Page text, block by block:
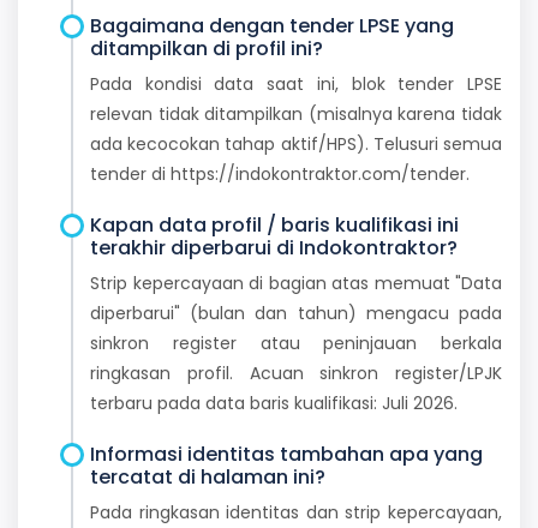
Bagaimana dengan tender LPSE yang
ditampilkan di profil ini?
Pada kondisi data saat ini, blok tender LPSE
relevan tidak ditampilkan (misalnya karena tidak
ada kecocokan tahap aktif/HPS). Telusuri semua
tender di https://indokontraktor.com/tender.
Kapan data profil / baris kualifikasi ini
terakhir diperbarui di Indokontraktor?
Strip kepercayaan di bagian atas memuat "Data
diperbarui" (bulan dan tahun) mengacu pada
sinkron register atau peninjauan berkala
ringkasan profil. Acuan sinkron register/LPJK
terbaru pada data baris kualifikasi: Juli 2026.
Informasi identitas tambahan apa yang
tercatat di halaman ini?
Pada ringkasan identitas dan strip kepercayaan,